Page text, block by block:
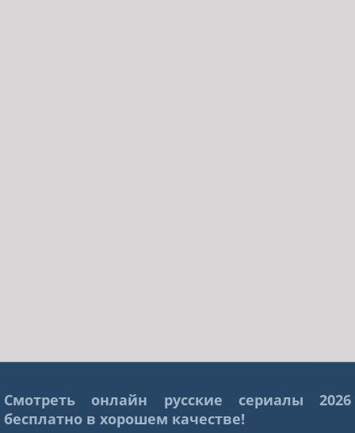
Смотреть онлайн русские сериалы 2026
бесплатно в хорошем качестве!